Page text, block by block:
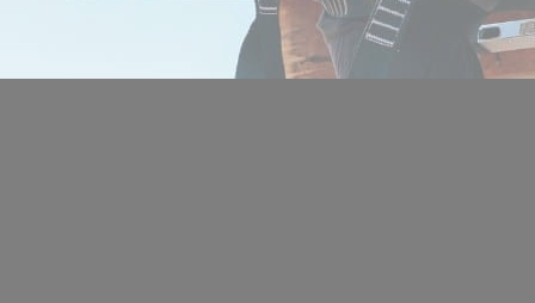
Devenir adhérent
Espace adhérent